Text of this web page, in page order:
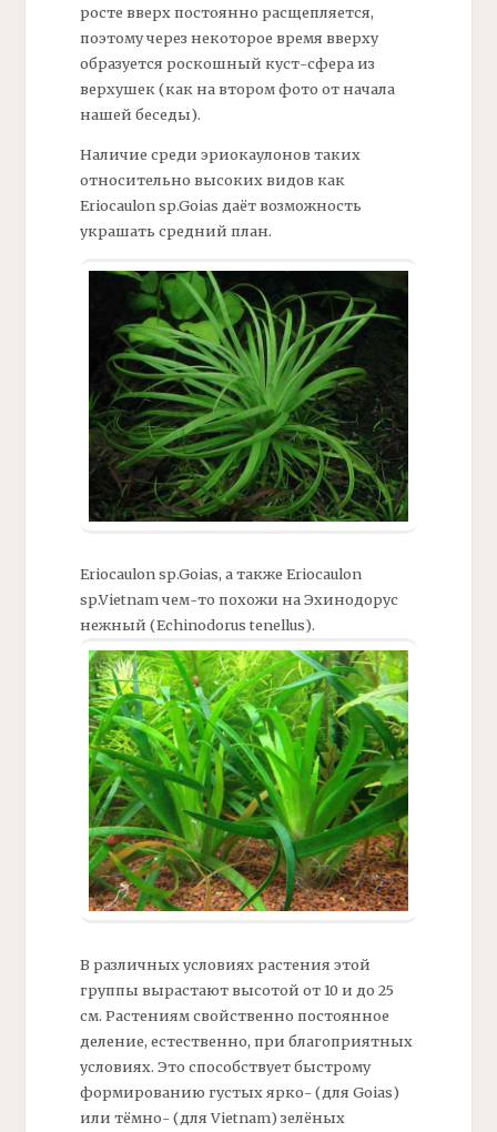
росте вверх постоянно расщепляется,
поэтому через некоторое время вверху
образуется роскошный куст-сфера из
верхушек (как на втором фото от начала
нашей беседы).
Наличие среди эриокаулонов таких
относительно высоких видов как
Eriocaulon sp.Goias даёт возможность
украшать средний план.
Eriocaulon sp.Goias, а также Eriocaulon
sp.Vietnamчем-то похожи на Эхинодорус
нежный (Echinodorus tenellus).
В различных условиях растения этой
группы вырастают высотой от 10 и до 25
см. Растениям свойственно постоянное
деление, естественно, при благоприятных
условиях. Это способствует быстрому
формированию густых ярко- (для Goias)
или тёмно- (для Vietnam) зелёных